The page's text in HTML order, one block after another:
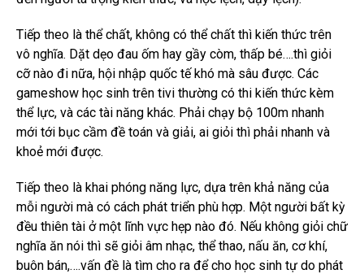
Tiếp theo là thể chất, không có thể chất thì kiến thức trên
vô nghĩa. Dặt dẹo đau ốm hay gầy còm, thấp bé….thì giỏi
cỡ nào đi nữa, hội nhập quốc tế khó mà sâu được. Các
gameshow học sinh trên tivi thường có thi kiến thức kèm
thể lực, và các tài năng khác. Phải chạy bộ 100m nhanh
mới tới bục cầm đề toán và giải, ai giỏi thì phải nhanh và
khoẻ mới được.
Tiếp theo là khai phóng năng lực, dựa trên khả năng của
mỗi người mà có cách phát triển phù hợp. Một người bất kỳ
đều thiên tài ở một lĩnh vực hẹp nào đó. Nếu không giỏi chữ
nghĩa ăn nói thì sẽ giỏi âm nhạc, thể thao, nấu ăn, cơ khí,
buôn bán,….vấn đề là tìm cho ra để cho học sinh tự do phát